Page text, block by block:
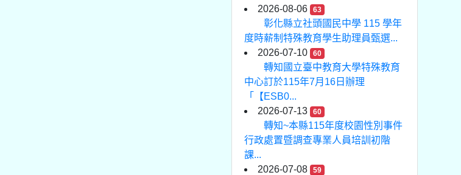
2026-08-06
63
彰化縣立社頭國民中學 115 學年
度時薪制特殊教育學生助理員甄選...
2026-07-10
60
轉知國立臺中教育大學特殊教育
中心訂於115年7月16日辦理
「【ESB0...
2026-07-13
60
轉知~本縣115年度校園性別事件
行政處置暨調查專業人員培訓初階
課...
2026-07-08
59